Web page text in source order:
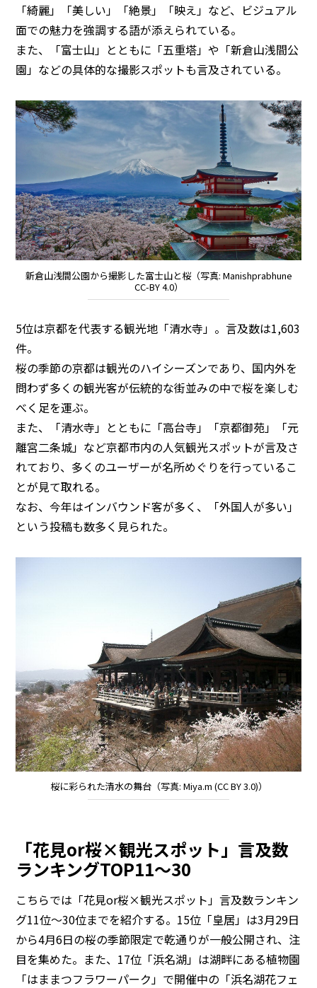
「綺麗」「美しい」「絶景」「映え」など、ビジュアル
面での魅力を強調する語が添えられている。
また、「富士山」とともに「五重塔」や「新倉山浅間公
園」などの具体的な撮影スポットも言及されている。
新倉山浅間公園から撮影した富士山と桜（写真: Manishprabhune
CC-BY 4.0）
5位は京都を代表する観光地「清水寺」。言及数は1,603
件。
桜の季節の京都は観光のハイシーズンであり、国内外を
問わず多くの観光客が伝統的な街並みの中で桜を楽しむ
べく足を運ぶ。
また、「清水寺」とともに「高台寺」「京都御苑」「元
離宮二条城」など京都市内の人気観光スポットが言及さ
れており、多くのユーザーが名所めぐりを行っているこ
とが見て取れる。
なお、今年はインバウンド客が多く、「外国人が多い」
という投稿も数多く見られた。
桜に彩られた清水の舞台（写真: Miya.m (CC BY 3.0)）
「花見or桜×観光スポット」言及数
ランキングTOP11～30
こちらでは「花見or桜×観光スポット」言及数ランキン
グ11位～30位までを紹介する。15位「皇居」は3月29日
から4月6日の桜の季節限定で乾通りが一般公開され、注
目を集めた。また、17位「浜名湖」は湖畔にある植物園
「はままつフラワーパーク」で開催中の「浜名湖花フェ